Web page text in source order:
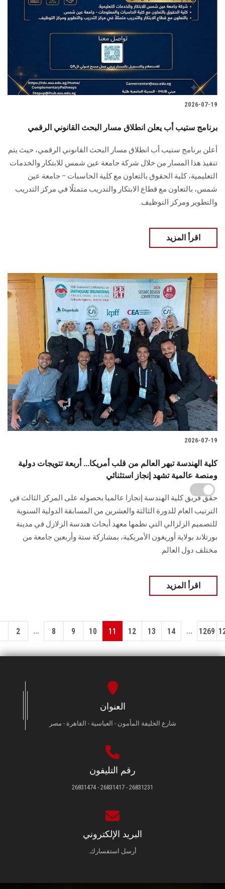
2026-07-19
برنامج ستيب أب يعلن انطلاق مسار البحث القانوني الرقمي
أعلن برنامج ستيب أب انطلاق مسار البحث القانوني الرقمي، حيث يتم
تنفيذ هذا المسار من خلال شركة جامعة عين شمس للابتكار والخدمات
التعليمية، كلية الحقوق بالتعاون مع كلية الحاسبات – جامعة عين
شمس، بالتعاون مع قطاع الابتكار والتدريب متمثلًا في مركز التدريب
والتطوير ومركز التوظيف.
اقرأ المزيد
2026-07-19
كلية الهندسة تبهر العالم من قلب أمريكا... أربعة تتويجات دولية
ومنصة عالمية تشهد إنجاز استثنائي
حقق فريق كلية الهندسة إنجازا عالميا بحصوله على المركز الثالث في
الترتيب العام للدورة الثالثة والعشرين من المسابقة الدولية السنوية
للتصميم الزلزالي التي نظمها معهد أبحاث هندسة الزلازل في مدينة
بورتلاند بولاية أوريغون الأمريكية، بمشاركة ستة وأربعين جامعة من
مختلف دول العالم.
اقرأ المزيد
2 ... 8 9 10 11 12 13 14 ... 1269
العنوان
شارع الخليفة المأمون - العباسية - القاهرة - مصر
رقم التليفون
26831231 - 26831417 - 26831474
البريد الإلكتروني
أرسل استفسارك.